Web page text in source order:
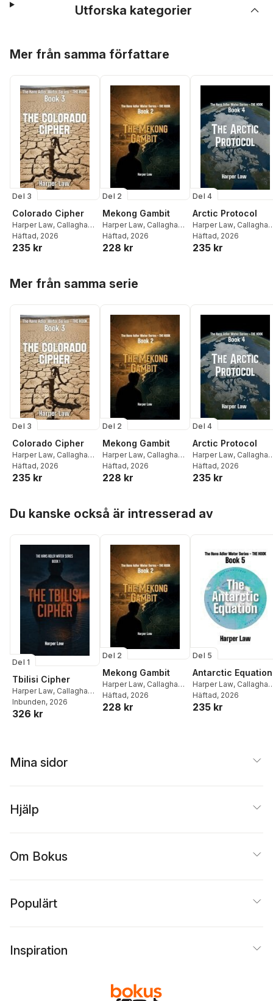
Utforska kategorier
Mer från samma författare
Del 3
Colorado Cipher
Harper Law, Callaghan
Publications
Häftad, 2026
235 kr
Del 2
Mekong Gambit
Harper Law, Callaghan
Publications
Häftad, 2026
228 kr
Del 4
Arctic Protocol
Harper Law, Callaghan
Publications
Häftad, 2026
235 kr
Mer från samma serie
Del 3
Colorado Cipher
Harper Law, Callaghan
Publications
Häftad, 2026
235 kr
Del 2
Mekong Gambit
Harper Law, Callaghan
Publications
Häftad, 2026
228 kr
Del 4
Arctic Protocol
Harper Law, Callaghan
Publications
Häftad, 2026
235 kr
Du kanske också är intresserad av
Del 1
Tbilisi Cipher
Harper Law, Callaghan
Publications
Inbunden, 2026
326 kr
Del 2
Mekong Gambit
Harper Law, Callaghan
Publications
Häftad, 2026
228 kr
Del 5
Antarctic Equation
Harper Law, Callaghan
Publications
Häftad, 2026
235 kr
Mina sidor
Hjälp
Om Bokus
Populärt
Inspiration